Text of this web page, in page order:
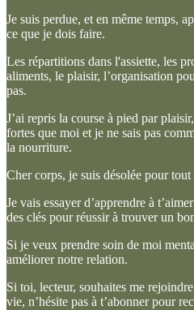
Je suis perdue, et en même temps,
ce que je dois faire.
Les répartitions dans l'assiette, les
aliments, le plaisir, l’organisation
pas.
J’ai repris la course à pied par
fortes que moi et je ne sais pas
la nourriture.
Cher corps, je suis désolée pour
Je vais essayer d’apprendre à
des clés pour réussir à trouver un
Si je veux prendre soin de moi
améliorer notre relation.
Si toi, lecteur, souhaites me
vie, n’hésite pas à t’abonner pour